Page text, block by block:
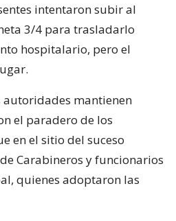
intentaron subir al
3/4 para trasladarlo
hospitalario, pero el
autoridades mantienen
el paradero de los
en el sitio del suceso
Carabineros y funcionarios
quienes adoptaron las